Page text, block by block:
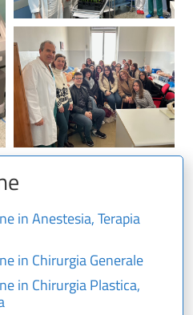
in Anestesia, Terapia
in Chirurgia Generale
in Chirurgia Plastica,